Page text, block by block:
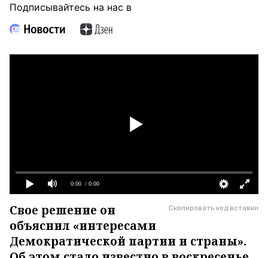
Подписывайтесь на нас в
0:00 / 0:00
Скопировать код вставки
Свое решение он
объяснил «интересами
Демократической партии и страны».